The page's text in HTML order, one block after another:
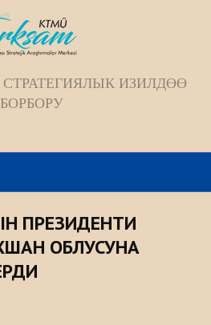
ИЗИЛДӨӨ
БОРБОРУ
ПРЕЗИДЕНТИ
ОБЛУСУНА